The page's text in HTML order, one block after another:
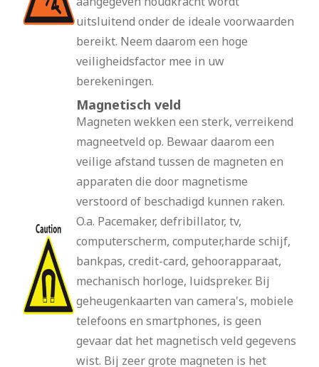
uitsluitend onder de ideale voorwaarden
bereikt. Neem daarom een hoge
veiligheidsfactor mee in uw
berekeningen.
Magnetisch veld
Magneten wekken een sterk, verreikend
magneetveld op. Bewaar daarom een
veilige afstand tussen de magneten en
apparaten die door magnetisme
verstoord of beschadigd kunnen raken.
O.a. Pacemaker, defribillator, tv,
computerscherm, computer,harde schijf,
bankpas, credit-card, gehoorapparaat,
mechanisch horloge, luidspreker. Bij
geheugenkaarten van camera's, mobiele
telefoons en smartphones, is geen
gevaar dat het magnetisch veld gegevens
wist. Bij zeer grote magneten is het